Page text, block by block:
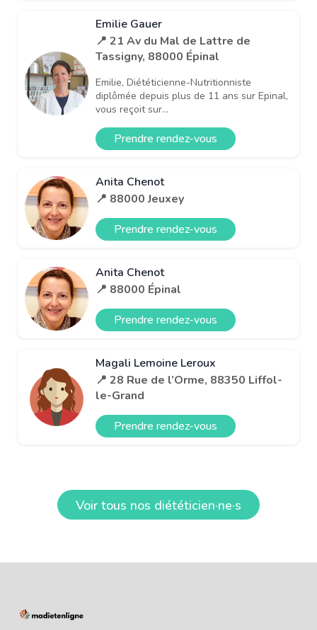
Emilie Gauer
📍 21 Av du Mal de Lattre de
Tassigny, 88000 Épinal
Emilie, Diététicienne-Nutritionniste
diplômée depuis plus de 11 ans sur Epinal,
vous reçoit sur...
Prendre rendez-vous
Anita Chenot
📍 88000 Jeuxey
Prendre rendez-vous
Anita Chenot
📍 88000 Épinal
Prendre rendez-vous
Magali Lemoine Leroux
📍 28 Rue de l’Orme, 88350 Liffol-
le-Grand
Prendre rendez-vous
Voir tous nos diététicien·ne·s